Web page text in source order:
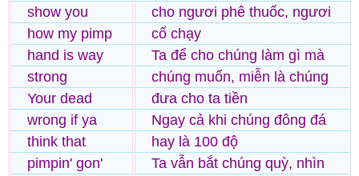
show you
how my pimp
hand is way
strong
Your dead
wrong if ya
think that
pimpin' gon'
cho ngươi phê thuốc, ngươi
cố chạy
Ta để cho chúng làm gì mà
chúng muốn, miễn là chúng
đưa cho ta tiền
Ngay cả khi chúng đông đá
hay là 100 độ
Ta vẫn bắt chúng quỳ, nhìn